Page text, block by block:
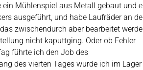
Mühlenspiel aus Metall gebaut und
ausgeführt, und habe Laufräder an
zwischendurch aber bearbeitet
nicht kaputtging. Oder ob Fehler
führte ich den Job des
des vierten Tages wurde ich im Lager